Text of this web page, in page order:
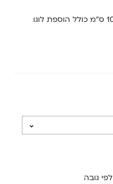
על שמשונית בגודל 100-200 ס”מ כולל הוספת לוגו
לפי גובה